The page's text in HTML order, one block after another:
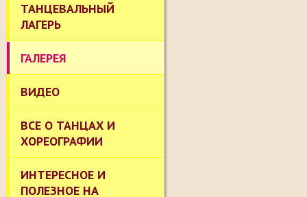
ТАНЦЕВАЛЬНЫЙ
ЛАГЕРЬ
ГАЛЕРЕЯ
ВИДЕО
ВСЕ О ТАНЦАХ И
ХОРЕОГРАФИИ
ИНТЕРЕСНОЕ И
ПОЛЕЗНОЕ НА